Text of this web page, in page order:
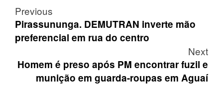
Post
navigation
Previous
Pirassununga. DEMUTRAN inverte mão
preferencial em rua do centro
Next
Homem é preso após PM encontrar fuzil e
munição em guarda-roupas em Aguaí